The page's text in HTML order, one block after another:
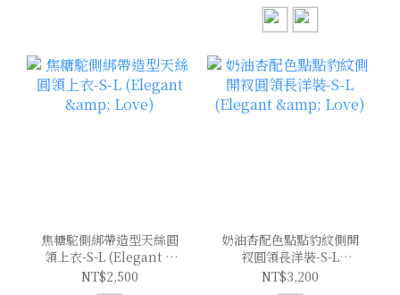
焦糖駝側綁帶造型天絲圓
領上衣-S-L (Elegant &
Love)
NT$2,500
奶油杏配色點點豹紋側開
衩圓領長洋裝-S-L
(Elegant & Love)
NT$3,200